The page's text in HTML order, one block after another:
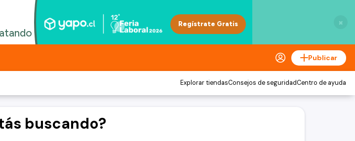
×
Publicar
Explorar tiendasConsejos de seguridadCentro de ayuda
buscando?